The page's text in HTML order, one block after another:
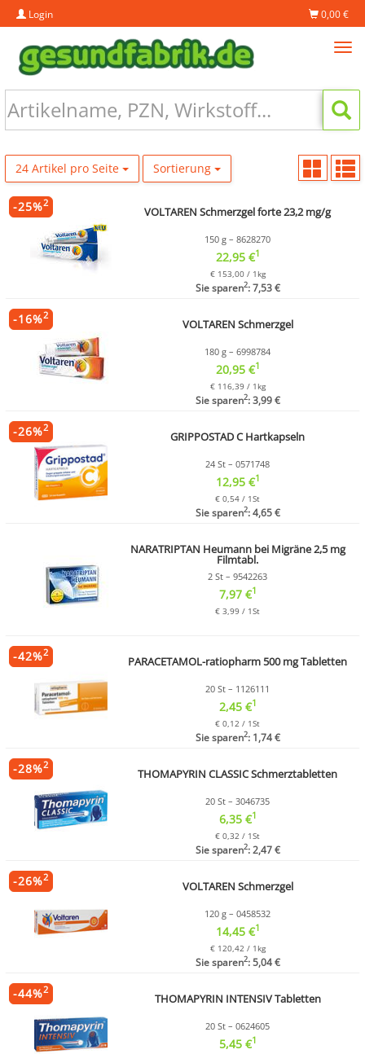
Login 0,00 €
24 Artikel pro Seite Sortierung
VOLTAREN Schmerzgel forte 23,2 mg/g
150 g – 8628270
22,95 €1
€ 153,00 / 1kg
Sie sparen2: 7,53 €
-25%2
VOLTAREN Schmerzgel
180 g – 6998784
20,95 €1
€ 116,39 / 1kg
Sie sparen2: 3,99 €
-16%2
GRIPPOSTAD C Hartkapseln
24 St – 0571748
12,95 €1
€ 0,54 / 1St
Sie sparen2: 4,65 €
-26%2
NARATRIPTAN Heumann bei Migräne 2,5 mg
Filmtabl.
2 St – 9542263
7,97 €1
€ 3,99 / 1St
PARACETAMOL-ratiopharm 500 mg Tabletten
20 St – 1126111
2,45 €1
€ 0,12 / 1St
Sie sparen2: 1,74 €
-42%2
THOMAPYRIN CLASSIC Schmerztabletten
20 St – 3046735
6,35 €1
€ 0,32 / 1St
Sie sparen2: 2,47 €
-28%2
VOLTAREN Schmerzgel
120 g – 0458532
14,45 €1
€ 120,42 / 1kg
Sie sparen2: 5,04 €
-26%2
THOMAPYRIN INTENSIV Tabletten
20 St – 0624605
5,45 €1
-44%2